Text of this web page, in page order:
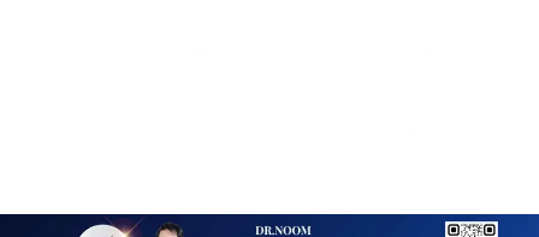
Truststoreonline